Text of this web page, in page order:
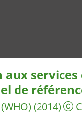
de
(2014)